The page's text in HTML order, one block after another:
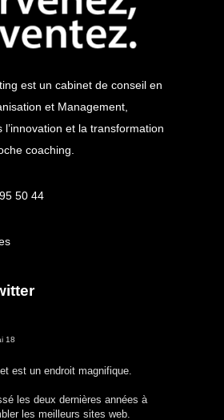
est un cabinet de conseil en
et Management,
l’innovation et la transformation
coaching.
50 44
18
est un endroit magnifique.
les deux dernières années à
les meilleurs sites web.